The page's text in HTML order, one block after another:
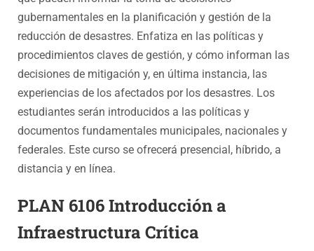
gubernamentales en la planificación y gestión de la
reducción de desastres. Enfatiza en las políticas y
procedimientos claves de gestión, y cómo informan las
decisiones de mitigación y, en última instancia, las
experiencias de los afectados por los desastres. Los
estudiantes serán introducidos a las políticas y
documentos fundamentales municipales, nacionales y
federales. Este curso se ofrecerá presencial, híbrido, a
distancia y en línea.
PLAN 6106 Introducción a
Infraestructura Crítica